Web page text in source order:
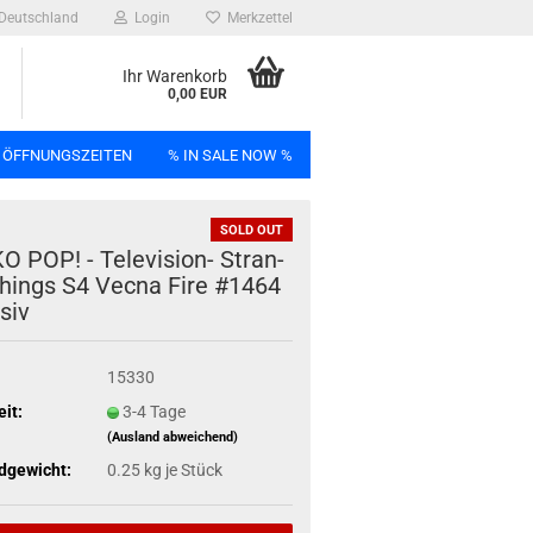
Deutschland Login Merkzettel
Ihr Warenkorb
0,00 EUR
% IN SALE NOW %
SOLD OUT
POP! - Television-​ Stran­
S4 Vecna Fire #1464
15330
3-4 Tage
(Ausland abweichend)
0.25kg je Stück